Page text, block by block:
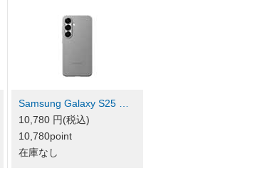
Samsung Galaxy S25 …
10,780 円(税込)
10,780point
在庫なし